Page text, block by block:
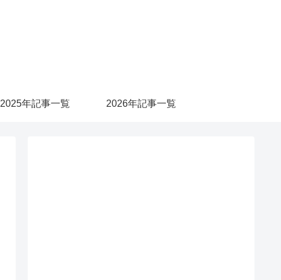
2025年記事一覧 2026年記事一覧